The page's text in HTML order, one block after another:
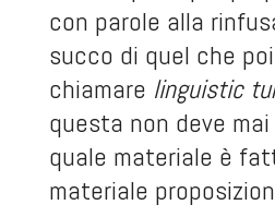
con parole alla
succo di quel che
chiamare linguistic
questa non deve
quale materiale è
materiale